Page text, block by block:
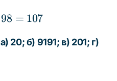
10 \ 486 : 98 = 107
98 = 107
а) 20; б) 9191; в) 201; г)